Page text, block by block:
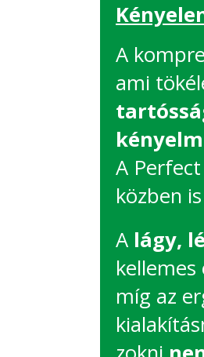
A
ami
A
közben
A lágy,
míg az